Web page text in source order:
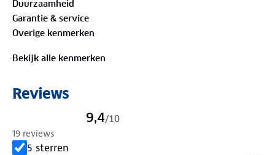
Materiaal:
100%biologisch katoen
Is je kleding aan vervanging toe? Lever het in bij
Duurzaamheid
Garantie & service
Overige kenmerken
Bekijk alle kenmerken
Reviews
9,4/10
19 reviews
5 sterren